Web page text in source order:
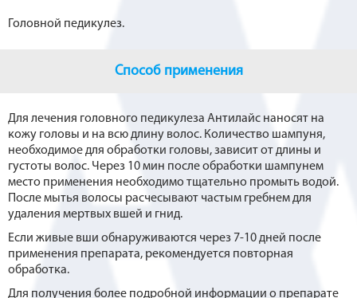
Головной педикулез.
Способ применения
Для лечения головного педикулеза Антилайс наносят на
кожу головы и на всю длину волос. Количество шампуня,
необходимое для обработки головы, зависит от длины и
густоты волос. Через 10 мин после обработки шампунем
место применения необходимо тщательно промыть водой.
После мытья волосы расчесывают частым гребнем для
удаления мертвых вшей и гнид.
Если живые вши обнаруживаются через 7-10 дней после
применения препарата, рекомендуется повторная
обработка.
Для получения более подробной информации о препарате